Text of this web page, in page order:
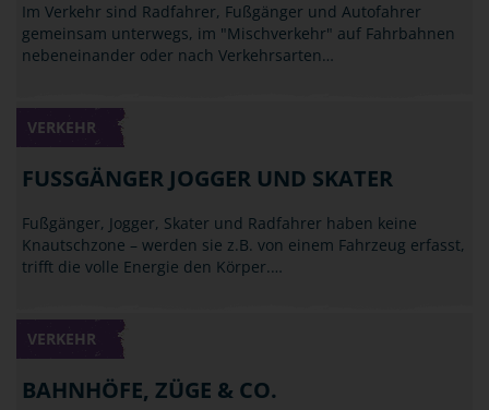
Im Verkehr sind Radfahrer, Fußgänger und Autofahrer
gemeinsam unterwegs, im "Mischverkehr" auf Fahrbahnen
nebeneinander oder nach Verkehrsarten…
VERKEHR
FUSSGÄNGER JOGGER UND SKATER
Fußgänger, Jogger, Skater und Radfahrer haben keine
Knautschzone – werden sie z.B. von einem Fahrzeug erfasst,
trifft die volle Energie den Körper.…
VERKEHR
BAHNHÖFE, ZÜGE & CO.